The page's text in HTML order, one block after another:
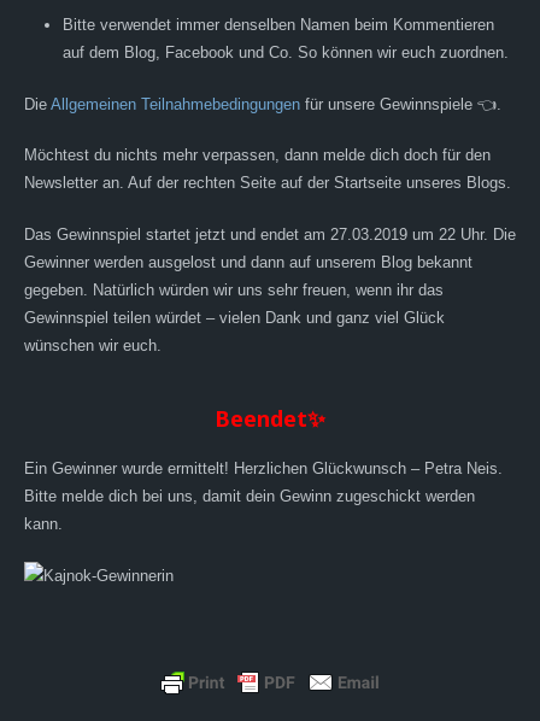
Bitte verwendet immer denselben Namen beim Kommentieren
auf dem Blog, Facebook und Co. So können wir euch zuordnen.
Die Allgemeinen Teilnahmebedingungenfür unsere Gewinnspiele 👈.
Möchtest du nichts mehr verpassen, dann melde dich doch für den
Newsletter an. Auf der rechten Seite auf der Startseite unseres Blogs.
Das Gewinnspiel startet jetzt und endet am 27.03.2019 um 22 Uhr. Die
Gewinner werden ausgelost und dann auf unserem Blog bekannt
gegeben. Natürlich würden wir uns sehr freuen, wenn ihr das
Gewinnspiel teilen würdet – vielen Dank und ganz viel Glück
wünschen wir euch.
Beendet✨
Ein Gewinner wurde ermittelt! Herzlichen Glückwunsch – Petra Neis.
Bitte melde dich bei uns, damit dein Gewinn zugeschickt werden
kann.